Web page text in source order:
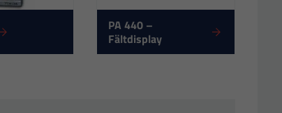
PA 440 –
Fältdisplay